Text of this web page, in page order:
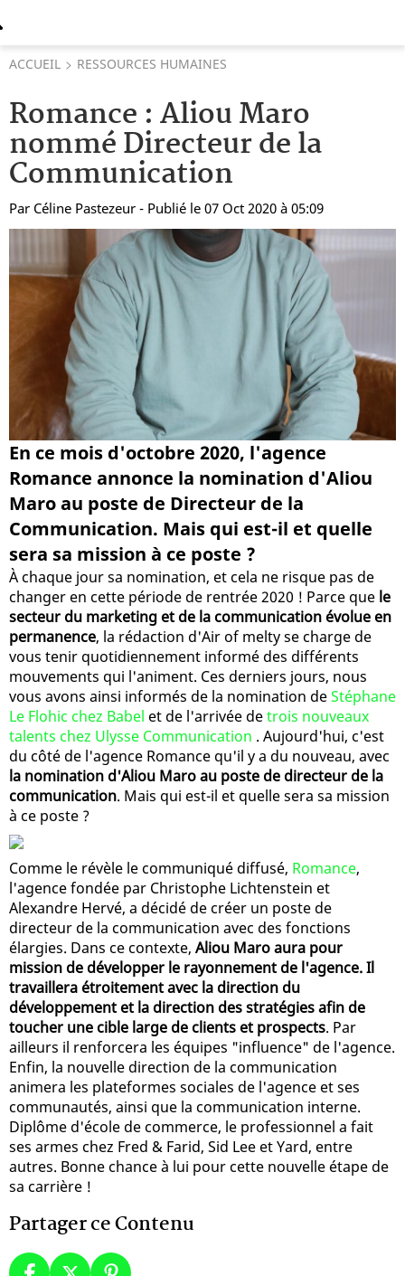
ACCUEIL RESSOURCES HUMAINES
Romance : Aliou Maro
nommé Directeur de la
Communication
Par Céline Pastezeur - Publié le 07 Oct 2020 à 05:09
En ce mois d'octobre 2020, l'agence
Romance annonce la nomination d'Aliou
Maro au poste de Directeur de la
Communication. Mais qui est-il et quelle
sera sa mission à ce poste ?
À chaque jour sa nomination, et cela ne risque pas de
changer en cette période de rentrée 2020 ! Parce que le
secteur du marketing et de la communication évolue en
permanence, la rédaction d'Air of melty se charge de
vous tenir quotidiennement informé des différents
mouvements qui l'animent. Ces derniers jours, nous
vous avons ainsi informés de la nomination deStéphane
Le Flohic chez Babel et de l'arrivée detrois nouveaux
talents chez Ulysse Communication . Aujourd'hui, c'est
du côté de l'agence Romance qu'il y a du nouveau, avec
la nomination d'Aliou Maro au poste de directeur de la
communication. Mais qui est-il et quelle sera sa mission
à ce poste ?
Comme le révèle le communiqué diffusé, Romance,
l'agence fondée par Christophe Lichtenstein et
Alexandre Hervé, a décidé de créer un poste de
directeur de la communication avec des fonctions
élargies. Dans ce contexte, Aliou Maro aura pour
mission de développer le rayonnement de l'agence. Il
travaillera étroitement avec la direction du
développement et la direction des stratégies afin de
toucher une cible large de clients et prospects. Par
ailleurs il renforcera les équipes "influence" de l'agence.
Enfin, la nouvelle direction de la communication
animera les plateformes sociales de l'agence et ses
communautés, ainsi que la communication interne.
Diplôme d'école de commerce, le professionnel a fait
ses armes chez Fred & Farid, Sid Lee et Yard, entre
autres. Bonne chance à lui pour cette nouvelle étape de
sa carrière !
Partager ce Contenu